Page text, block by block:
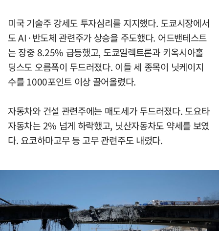
미국 기술주 강세도 투자심리를 지지했다. 도쿄시장에서
도 AI·반도체 관련주가 상승을 주도했다. 어드밴테스트
는 장중 8.25% 급등했고, 도쿄일렉트론과 키옥시아홀
딩스도 오름폭이 두드러졌다. 이들 세 종목이 닛케이지
수를 1000포인트 이상 끌어올렸다.
자동차와 건설 관련주에는 매도세가 두드러졌다. 도요타
자동차는 2% 넘게 하락했고, 닛산자동차도 약세를 보였
다. 요코하마고무 등 고무 관련주도 내렸다.